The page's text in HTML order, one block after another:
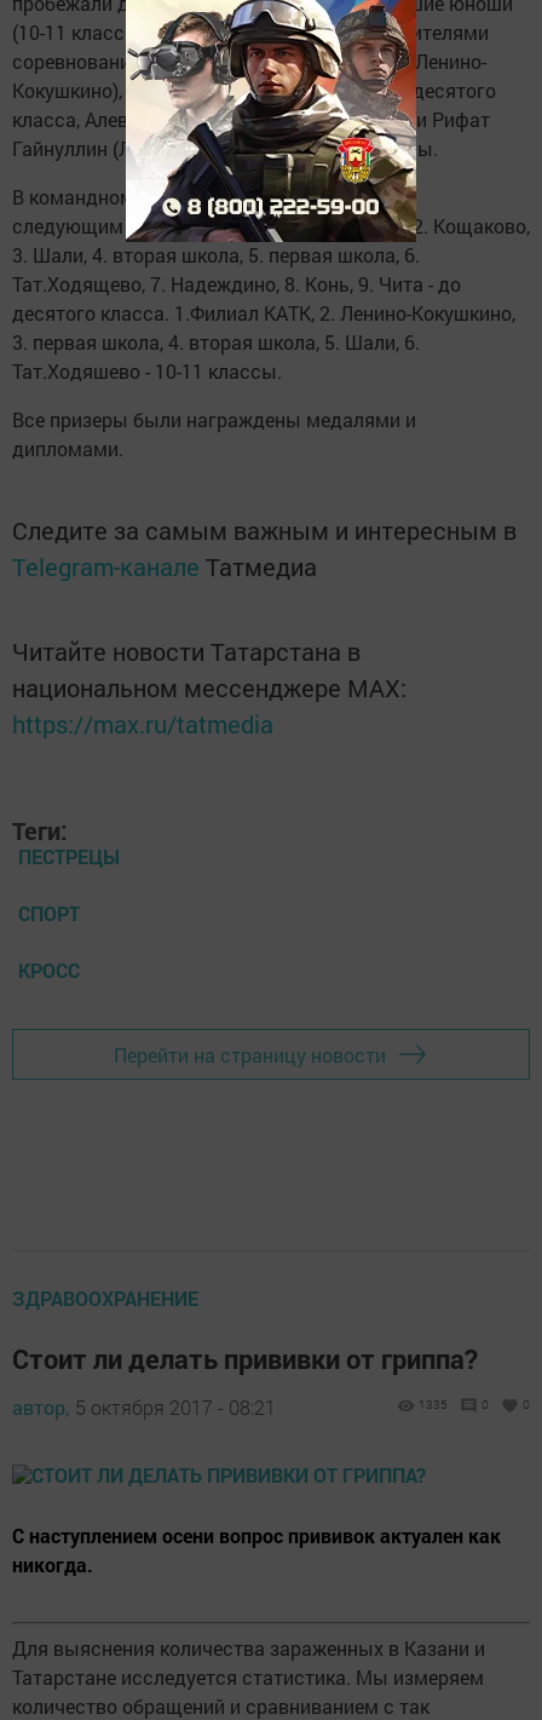
(10-11 классы) - 2000 метров. В итоге победителями
соревнований стали: Диляра Гарифуллина (Ленино-
Кокушкино), Адель Газизов (Кощаково) - до десятого
класса, Алевтина Блаченова (филиал КАТК) и Рифат
Гайнуллин (Ленино-Кокушкино) - 10-11 классы.
В командном зачете места распределились
следующим образрм: 1.Ленино-Кокушкино, 2. Кощаково,
3. Шали, 4. вторая школа, 5. первая школа, 6.
Тат.Ходящево, 7. Надеждино, 8. Конь, 9. Чита - до
десятого класса. 1.Филиал КАТК, 2. Ленино-Кокушкино,
3. первая школа, 4. вторая школа, 5. Шали, 6.
Тат.Ходяшево - 10-11 классы.
Все призеры были награждены медалями и
дипломами.
Следите за самым важным и интересным в
Telegram-канале Татмедиа
Читайте новости Татарстана в
национальном мессенджере MАХ:
https://max.ru/tatmedia
Теги:
ПЕСТРЕЦЫ
СПОРТ
КРОСС
Перейти на страницу новости
ЗДРАВООХРАНЕНИЕ
Стоит ли делать прививки от гриппа?
автор, 5 октября 2017 - 08:21 1335 0 0
С наступлением осени вопрос прививок актуален как
никогда.
Для выяснения количества зараженных в Казани и
Татарстане исследуется статистика. Мы измеряем
количество обращений и сравниванием с так